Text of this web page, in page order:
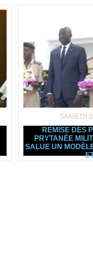
SAMEDI
REMISE DES
PRYTANÉE
SALUE UN